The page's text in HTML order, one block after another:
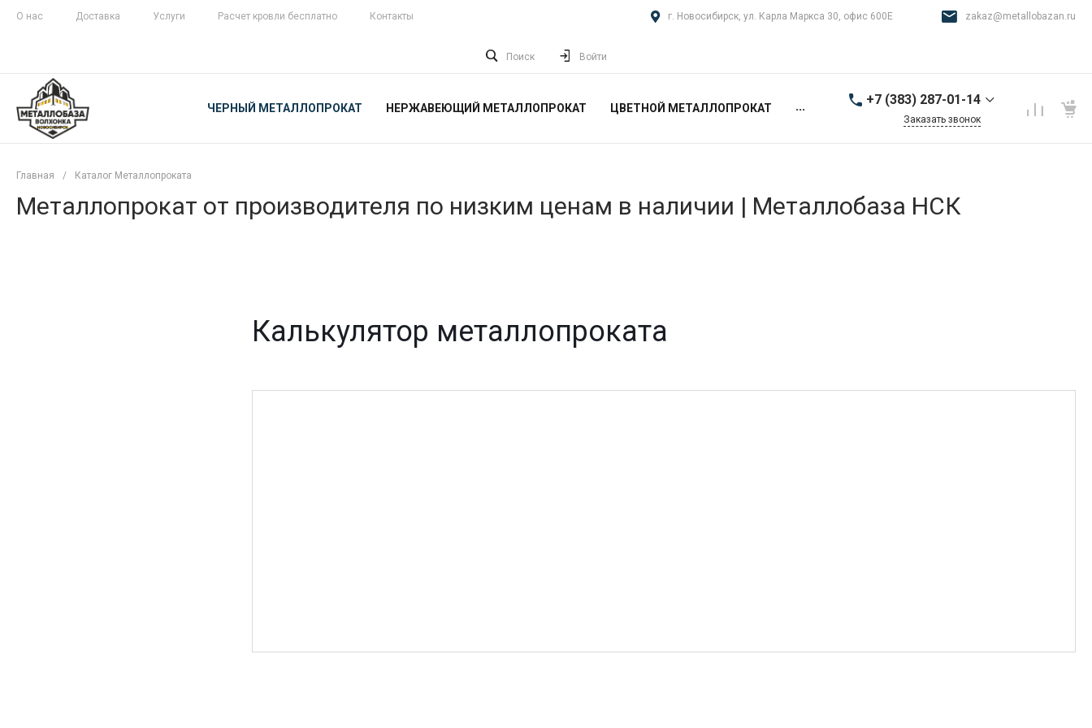
О нас Доставка Услуги Расчет кровли бесплатно Контакты г. Новосибирск, ул. Карла Маркса 30, офис 600Е zakaz@metallobazan.ru
Поиск Войти
ЧЕРНЫЙ МЕТАЛЛОПРОКАТ НЕРЖАВЕЮЩИЙ МЕТАЛЛОПРОКАТ ЦВЕТНОЙ МЕТАЛЛОПРОКАТ ... +7 (383) 287-01-14
9:00-18:00 пн-пт
Заказать звонок
Главная / Каталог Металлопроката
Металлопрокат от производителя по низким ценам в наличии | Металлобаза НСК
Калькулятор металлопроката